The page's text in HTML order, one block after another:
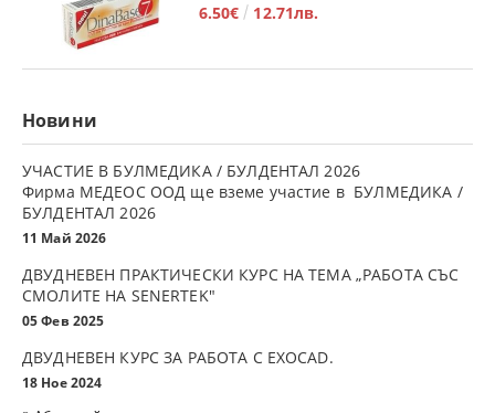
6.50€ 12.71лв.
Новини
УЧАСТИЕ В БУЛМЕДИКА / БУЛДЕНТАЛ 2026
Фирма МЕДЕОС ООД ще вземе участие в БУЛМЕДИКА /
БУЛДЕНТАЛ 2026
11 Май 2026
ДВУДНЕВЕН ПРАКТИЧЕСКИ КУРС НА ТЕМА „РАБОТА СЪС
СМОЛИТЕ НА SENERTEK"
05 Фев 2025
ДВУДНЕВЕН КУРС ЗА РАБОТА С ЕXOCAD.
18 Ное 2024